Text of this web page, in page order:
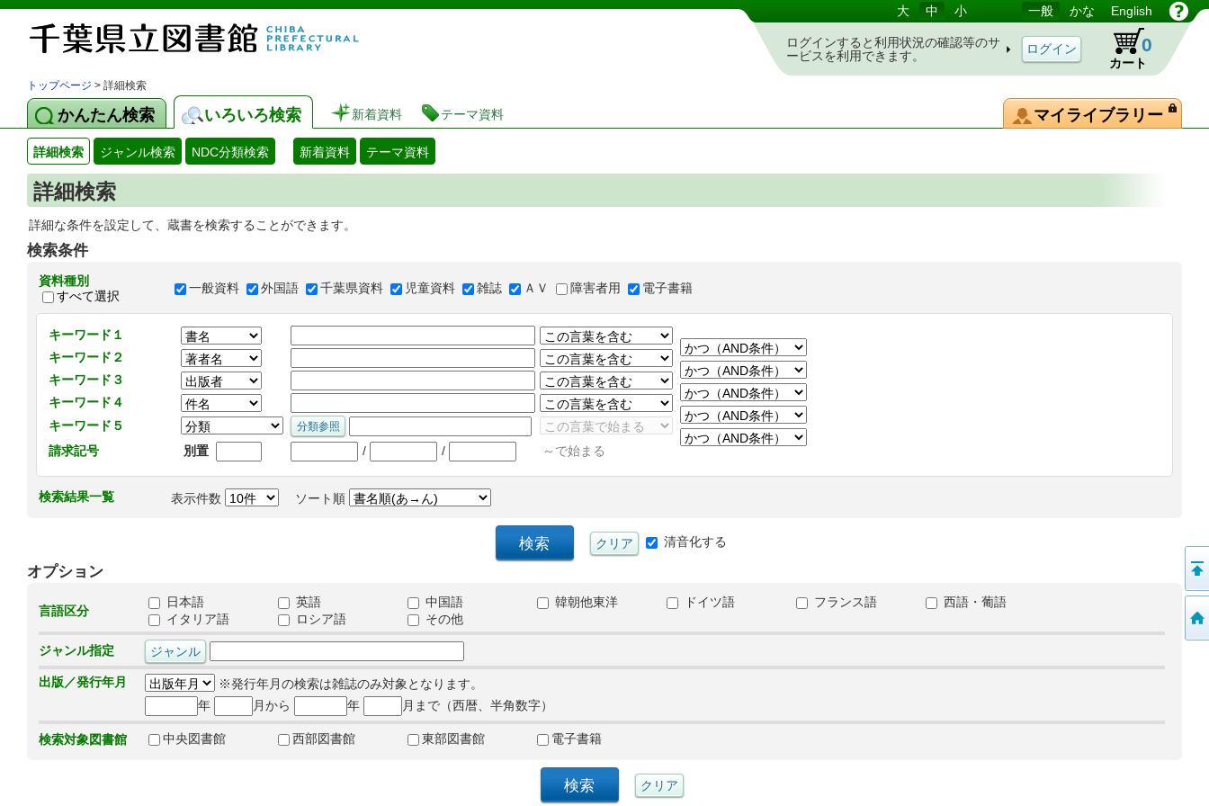
図書館 蔵書検索・予約システム 大 中 小 一般 かな English
ログインすると利用状況の確認等のサ
ービスを利用できます。
カート
0
トップページ > 詳細検索
かんたん検索 いろいろ検索 新着資料 テーマ資料 マイライブラリー
詳細検索 ジャンル検索 NDC分類検索 新着資料 テーマ資料
詳細検索
詳細な条件を設定して、蔵書を検索することができます。
検索条件
資料種別
すべて選択
一般資料 外国語 千葉県資料 児童資料 雑誌 ＡＶ 障害者用 電子書籍
キーワード１
キーワード２
キーワード３
キーワード４
キーワード５
請求記号
別置 / / ～で始まる
検索結果一覧 表示件数 ソート順
清音化する
オプション
言語区分
日本語 英語 中国語 韓朝他東洋 ドイツ語 フランス語
西語・葡語
イタリア語
ロシア語 その他
ジャンル指定
出版／発行年月
※発行年月の検索は雑誌のみ対象となります。
年
月から 年 月まで（西暦、半角数字）
検索対象図書館 中央図書館 西部図書館 東部図書館 電子書籍